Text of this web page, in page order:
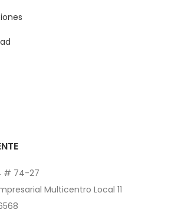
# 74-27
Multicentro Local 11